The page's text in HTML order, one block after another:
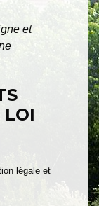
et
LOI
légale et